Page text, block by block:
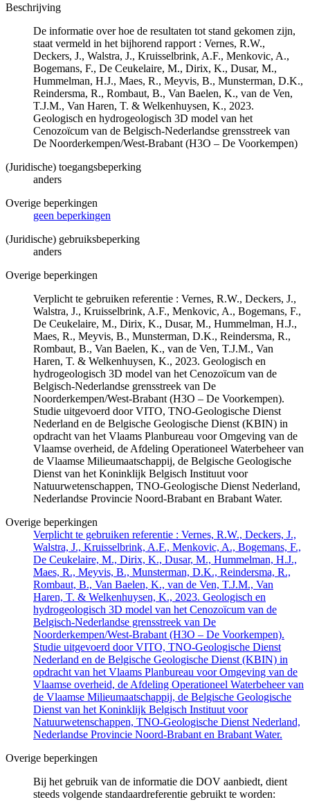
Beschrijving
De informatie over hoe de resultaten tot stand gekomen zijn,
staat vermeld in het bijhorend rapport : Vernes, R.W.,
Deckers, J., Walstra, J., Kruisselbrink, A.F., Menkovic, A.,
Bogemans, F., De Ceukelaire, M., Dirix, K., Dusar, M.,
Hummelman, H.J., Maes, R., Meyvis, B., Munsterman, D.K.,
Reindersma, R., Rombaut, B., Van Baelen, K., van de Ven,
T.J.M., Van Haren, T. & Welkenhuysen, K., 2023.
Geologisch en hydrogeologisch 3D model van het
Cenozoïcum van de Belgisch-Nederlandse grensstreek van
De Noorderkempen/West-Brabant (H3O – De Voorkempen)
(Juridische) toegangsbeperking
anders
Overige beperkingen
geen beperkingen
(Juridische) gebruiksbeperking
anders
Overige beperkingen
Verplicht te gebruiken referentie : Vernes, R.W., Deckers, J.,
Walstra, J., Kruisselbrink, A.F., Menkovic, A., Bogemans, F.,
De Ceukelaire, M., Dirix, K., Dusar, M., Hummelman, H.J.,
Maes, R., Meyvis, B., Munsterman, D.K., Reindersma, R.,
Rombaut, B., Van Baelen, K., van de Ven, T.J.M., Van
Haren, T. & Welkenhuysen, K., 2023. Geologisch en
hydrogeologisch 3D model van het Cenozoïcum van de
Belgisch-Nederlandse grensstreek van De
Noorderkempen/West-Brabant (H3O – De Voorkempen).
Studie uitgevoerd door VITO, TNO-Geologische Dienst
Nederland en de Belgische Geologische Dienst (KBIN) in
opdracht van het Vlaams Planbureau voor Omgeving van de
Vlaamse overheid, de Afdeling Operationeel Waterbeheer van
de Vlaamse Milieumaatschappij, de Belgische Geologische
Dienst van het Koninklijk Belgisch Instituut voor
Natuurwetenschappen, TNO-Geologische Dienst Nederland,
Nederlandse Provincie Noord-Brabant en Brabant Water.
Overige beperkingen
Verplicht te gebruiken referentie : Vernes, R.W., Deckers, J.,
Walstra, J., Kruisselbrink, A.F., Menkovic, A., Bogemans, F.,
De Ceukelaire, M., Dirix, K., Dusar, M., Hummelman, H.J.,
Maes, R., Meyvis, B., Munsterman, D.K., Reindersma, R.,
Rombaut, B., Van Baelen, K., van de Ven, T.J.M., Van
Haren, T. & Welkenhuysen, K., 2023. Geologisch en
hydrogeologisch 3D model van het Cenozoïcum van de
Belgisch-Nederlandse grensstreek van De
Noorderkempen/West-Brabant (H3O – De Voorkempen).
Studie uitgevoerd door VITO, TNO-Geologische Dienst
Nederland en de Belgische Geologische Dienst (KBIN) in
opdracht van het Vlaams Planbureau voor Omgeving van de
Vlaamse overheid, de Afdeling Operationeel Waterbeheer van
de Vlaamse Milieumaatschappij, de Belgische Geologische
Dienst van het Koninklijk Belgisch Instituut voor
Natuurwetenschappen, TNO-Geologische Dienst Nederland,
Nederlandse Provincie Noord-Brabant en Brabant Water.
Overige beperkingen
Bij het gebruik van de informatie die DOV aanbiedt, dient
steeds volgende standaardreferentie gebruikt te worden: